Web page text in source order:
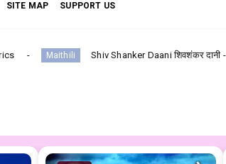
SITE MAP SUPPORT US
Shiv Shanker Daani शिवशंकर दानी -- Maithili